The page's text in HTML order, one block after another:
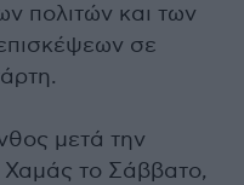
πολιτών και των
σε
μετά την
Χαμάς το Σάββατο,